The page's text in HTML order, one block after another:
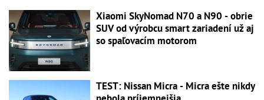
Xiaomi SkyNomad N70 a N90 - obrie
SUV od výrobcu smart zariadení už aj
so spaľovacím motorom
TEST: Nissan Micra - Micra ešte nikdy